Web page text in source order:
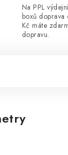
Na PPL
boxů
Kč máte
dopravu.